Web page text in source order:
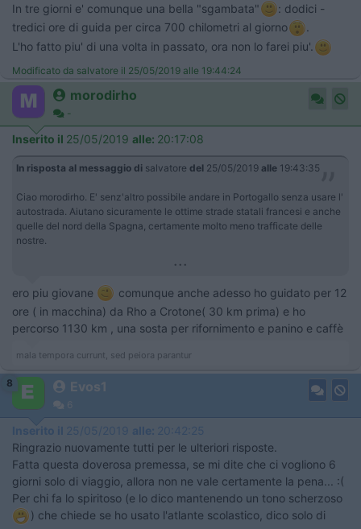
In tre giorni e' comunque una bella "sgambata"
: dodici -
tredici ore di guida per circa 700 chilometri al giorno
.
L'ho fatto piu' di una volta in passato, ora non lo farei piu'.
Modificato da salvatore il 25/05/2019 alle 19:44:24
morodirho
-
Inserito il 25/05/2019 alle: 20:17:08
In risposta al messaggio di salvatore del 25/05/2019 alle 19:43:35
Ciao morodirho. E' senz'altro possibile andare in Portogallo senza usare l'
autostrada. Aiutano sicuramente le ottime strade statali francesi e anche
quelle del nord della Spagna, certamente molto meno trafficate delle
nostre.
...
ero piu giovane
comunque anche adesso ho guidato per 12
ore ( in macchina) da Rho a Crotone( 30 km prima) e ho
percorso 1130 km , una sosta per rifornimento e panino e caffè
mala tempora currunt, sed peiora parantur
8 Evos1
6
Inserito il 25/05/2019 alle: 20:42:25
Ringrazio nuovamente tutti per le ulteriori risposte.
Fatta questa doverosa premessa, se mi dite che ci vogliono 6
giorni solo di viaggio, allora non ne vale certamente la pena... :(
Per chi fa lo spiritoso (e lo dico mantenendo un tono scherzoso
) che chiede se ho usato l'atlante scolastico, dico solo di